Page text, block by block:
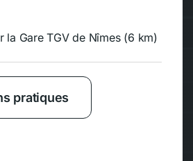
la Gare TGV de Nîmes (6 km)
pratiques